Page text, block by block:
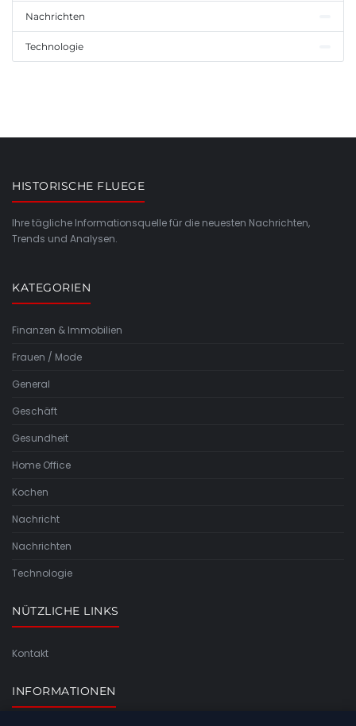
Nachrichten
Technologie
HISTORISCHE FLUEGE
Ihre tägliche Informationsquelle für die neuesten Nachrichten,
Trends und Analysen.
KATEGORIEN
Finanzen & Immobilien
Frauen / Mode
General
Geschäft
Gesundheit
Home Office
Kochen
Nachricht
Nachrichten
Technologie
NÜTZLICHE LINKS
Kontakt
INFORMATIONEN